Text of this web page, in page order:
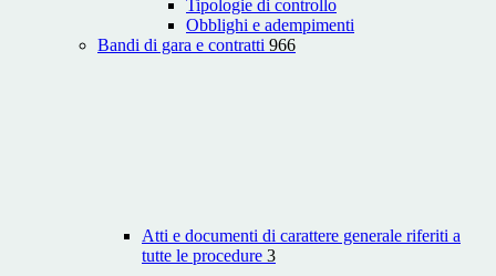
Tipologie di controllo
Obblighi e adempimenti
Bandi di gara e contratti 966
Atti e documenti di carattere generale riferiti a
tutte le procedure 3